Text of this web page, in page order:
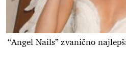
“Angel Nails” zvanično